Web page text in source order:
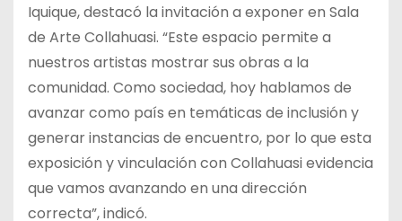
Iquique, destacó la invitación a exponer en Sala
de Arte Collahuasi. “Este espacio permite a
nuestros artistas mostrar sus obras a la
comunidad. Como sociedad, hoy hablamos de
avanzar como país en temáticas de inclusión y
generar instancias de encuentro, por lo que esta
exposición y vinculación con Collahuasi evidencia
que vamos avanzando en una dirección
correcta”, indicó.